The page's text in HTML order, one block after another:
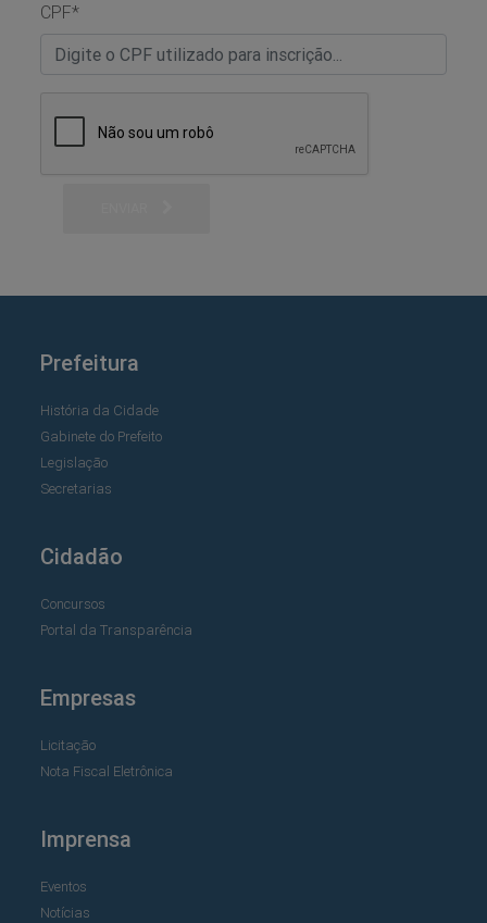
CPF*
Prefeitura
História da Cidade
Gabinete do Prefeito
Legislação
Secretarias
Cidadão
Concursos
Portal da Transparência
Empresas
Licitação
Nota Fiscal Eletrônica
Imprensa
Eventos
Notícias